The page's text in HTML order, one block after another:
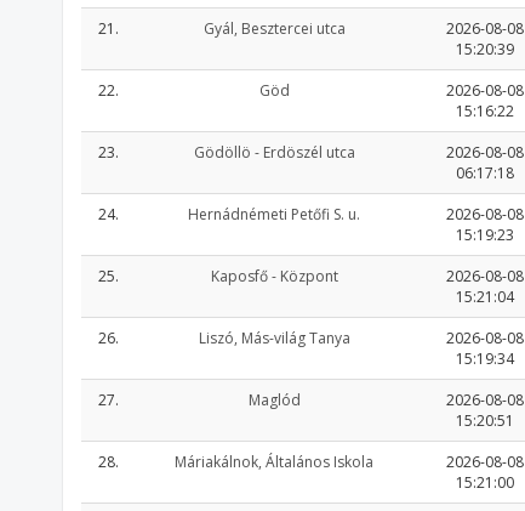
21.
Gyál, Besztercei utca
2026-08-08
15:20:39
22.
Göd
2026-08-08
15:16:22
23.
Gödöllö - Erdöszél utca
2026-08-08
06:17:18
24.
Hernádnémeti Petőfi S. u.
2026-08-08
15:19:23
25.
Kaposfő - Központ
2026-08-08
15:21:04
26.
Liszó, Más-világ Tanya
2026-08-08
15:19:34
27. Maglód
2026-08-08
15:20:51
28. Máriakálnok, Általános Iskola
2026-08-08
15:21:00